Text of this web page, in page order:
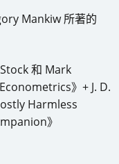
Mankiw 所著的
和 Mark
》+ J. D.
Harmless
》